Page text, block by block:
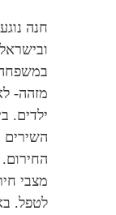
חנה
מזהה-
ילדים.
השירים
מצבי
לטפל.